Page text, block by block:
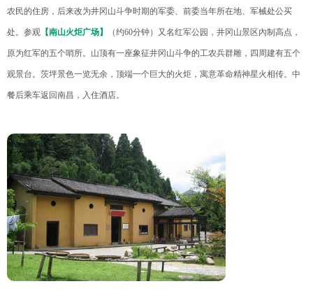
农民的住房，后来改为井冈山斗争时期的军委、前委当年所在地、军械处公买
处。参观 【南山火炬广场】 （约60分钟）又名红军公园，井冈山景区內制高点，
原为红军的五个哨所。山顶有一座象征井冈山斗争的工农兵群雕，四周建有五个
观景台。茨坪景色一览无余，顶端一个巨大的火炬，寓意革命精神星火相传。中
餐后乘车返回南昌，入住酒店。